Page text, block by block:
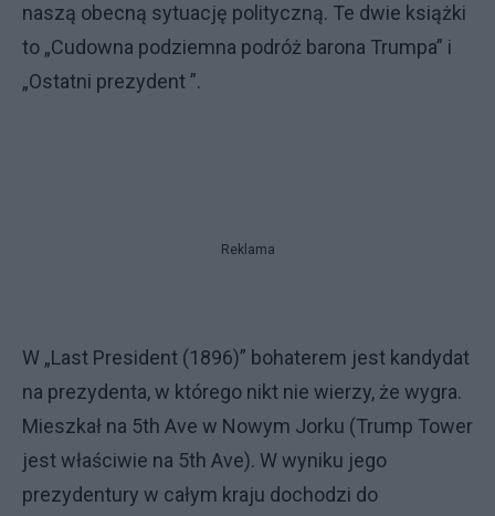
naszą obecną sytuację polityczną. Te dwie książki
to „Cudowna podziemna podróż barona Trumpa” i
„Ostatni prezydent ”.
Reklama
W „Last President (1896)” bohaterem jest kandydat
na prezydenta, w którego nikt nie wierzy, że wygra.
Mieszkał na 5th Ave w Nowym Jorku (Trump Tower
jest właściwie na 5th Ave). W wyniku jego
prezydentury w całym kraju dochodzi do